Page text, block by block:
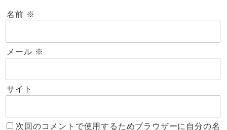
名前 ※
メール ※
サイト
次回のコメントで使用するためブラウザーに自分の名